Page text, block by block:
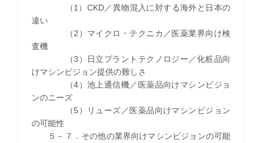
（1）CKD／異物混入に対する海外と日本の
違い
（2）マイクロ・テクニカ／医薬業界向け検
査機
（3）日立プラントテクノロジー／化粧品向
けマシンビジョン提供の難しさ
（4）池上通信機／医薬品向けマシンビジョ
ンのニーズ
（5）リューズ／医薬品向けマシンビジョン
の可能性
５－７．その他の業界向けマシンビジョンの可能